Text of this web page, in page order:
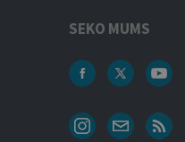
SEKO MUMS